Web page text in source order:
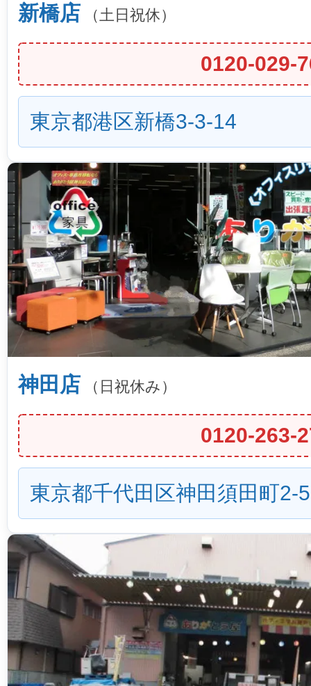
新橋店 （土日祝休）
0120-029-
東京都港区新橋3-3-14
神田店 （日祝休み）
0120-263-
東京都千代田区神田須田町2-